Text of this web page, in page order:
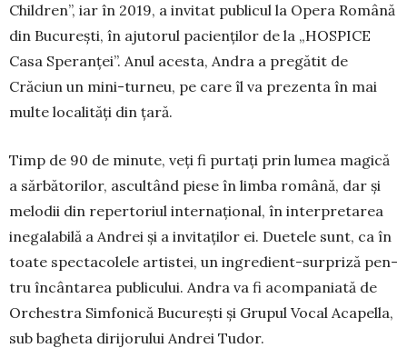
Children”, iar în 2019, a invitat publicul la Opera Română
din Bu­curești, în ajutorul pacienților de la „HOS­PICE
Casa Spe­ran­ței”. Anul acesta, Andra a pregătit de
Crăciun un mini-turneu, pe care îl va prezenta în mai
multe lo­calități din țară.
Timp de 90 de mi­nute, veți fi purtați prin lumea magică
a săr­bătorilor, as­cultând piese în limba ro­mână, dar și
melodii din repertoriul interna­țional, în inter­pretarea
inegalabilă a Andrei și a invitaților ei. Duetele sunt, ca în
toate spectacolele artistei, un ingredient-surpriză pen­
tru încântarea publicu­lui. Andra va fi acom­paniată de
Orchestra Simfonică București și Grupul Vocal Acapella,
sub bagheta dirijorului Andrei Tudor.